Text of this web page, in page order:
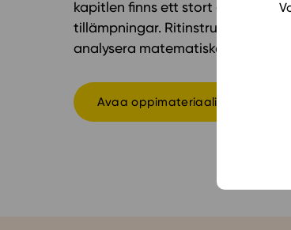
kapitlen finns ett stort antal
tillämpningar. Ritinstruktionerna
analysera matematiska modeller
Avaa oppimateriaali Studeon